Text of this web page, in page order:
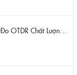
Xưởng Sản Xuất Túi Đựng Máy Đo OTDR Chất Lượng – Chống Va Đập, Giá Tận Xưởng